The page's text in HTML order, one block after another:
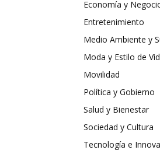
Economía y
Entretenimiento
Medio Ambiente y
Moda y Estilo de
Movilidad
Política y Gobierno
Salud y Bienestar
Sociedad y Cultura
Tecnología e